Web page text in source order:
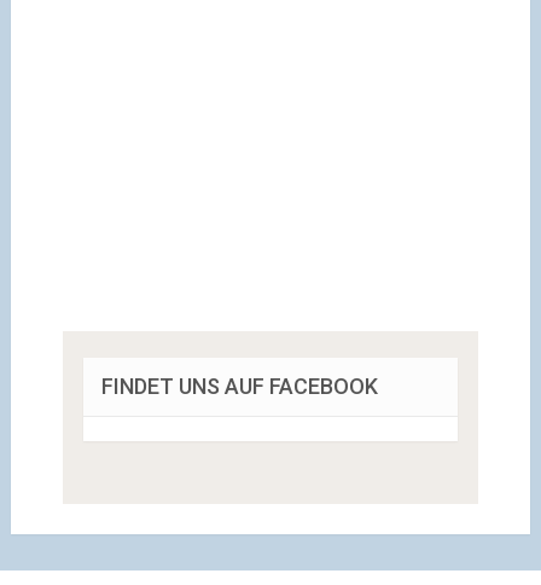
FINDET UNS AUF FACEBOOK